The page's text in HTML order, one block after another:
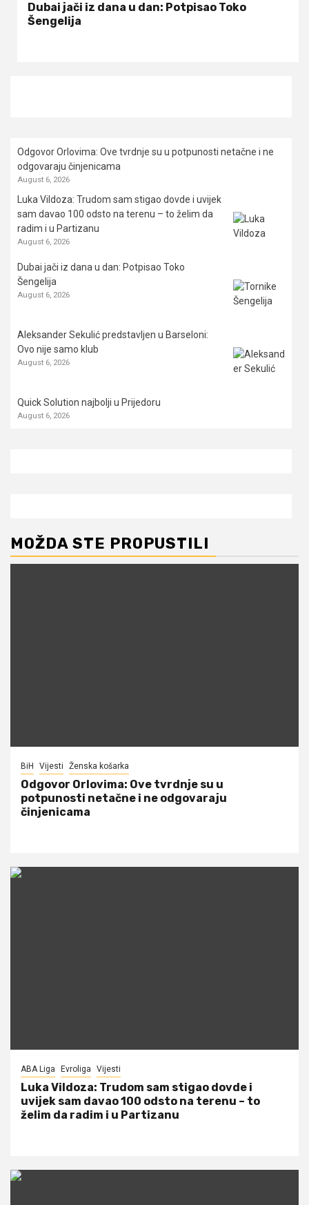
Dubai jači iz dana u dan: Potpisao Toko
Šengelija
Odgovor Orlovima: ​Ove tvrdnje su u potpunosti netačne i ne
odgovaraju činjenicama
August 6, 2026
Luka Vildoza: Trudom sam stigao dovde i uvijek
sam davao 100 odsto na terenu – to želim da
radim i u Partizanu
August 6, 2026
Dubai jači iz dana u dan: Potpisao Toko
Šengelija
August 6, 2026
Aleksander Sekulić predstavljen u Barseloni:
Ovo nije samo klub
August 6, 2026
Quick Solution najbolji u Prijedoru
August 6, 2026
MOŽDA STE PROPUSTILI
BiH Vijesti Ženska košarka
Odgovor Orlovima: ​Ove tvrdnje su u
potpunosti netačne i ne odgovaraju
činjenicama
ABA Liga Evroliga Vijesti
Luka Vildoza: Trudom sam stigao dovde i
uvijek sam davao 100 odsto na terenu – to
želim da radim i u Partizanu